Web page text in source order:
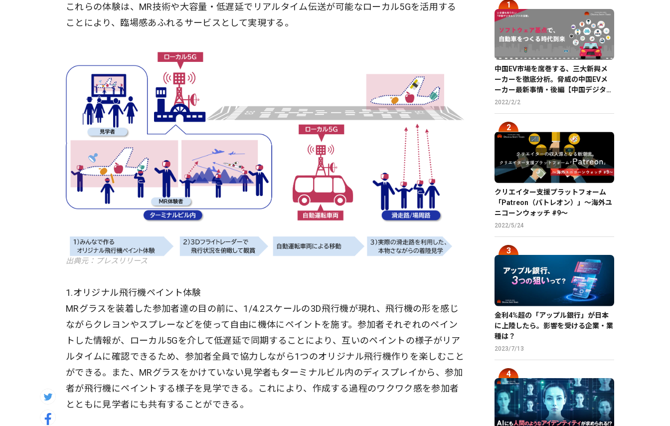
これらの体験は、MR技術や大容量・低遅延でリアルタイム伝送が可能なローカル5Gを活用する
ことにより、臨場感あふれるサービスとして実現する。
出典元：プレスリリース
1.オリジナル飛行機ペイント体験
MRグラスを装着した参加者達の目の前に、1/4.2スケールの3D飛行機が現れ、飛行機の形を感じ
ながらクレヨンやスプレーなどを使って自由に機体にペイントを施す。参加者それぞれのペイン
トした情報が、ローカル5Gを介して低遅延で同期することにより、互いのペイントの様子がリア
ルタイムに確認できるため、参加者全員で協力しながら1つのオリジナル飛行機作りを楽しむこと
ができる。また、MRグラスをかけていない見学者もターミナルビル内のディスプレイから、参加
者が飛行機にペイントする様子を見学できる。これにより、作成する過程のワクワク感を参加者
とともに見学者にも共有することができる。
中国EV市場を席巻する、三大新興メ
ーカーを徹底分析。脅威の中国EVメ
ーカー最新事情・後編【中国デジタル
企業最前線】
2022/2/2
クリエイター支援プラットフォーム
「Patreon（パトレオン）」〜海外ユ
ニコーンウォッチ #9〜
2022/5/24
金利4%超の「アップル銀行」が日本
に上陸したら。影響を受ける企業・業
種は？
2023/7/13